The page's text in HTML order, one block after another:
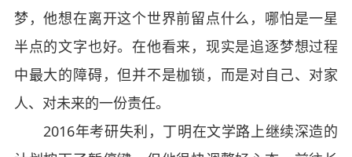
梦，他想在离开这个世界前留点什么，哪怕是一星
半点的文字也好。在他看来，现实是追逐梦想过程
中最大的障碍，但并不是枷锁，而是对自己、对家
人、对未来的一份责任。
2016年考研失利，丁明在文学路上继续深造的